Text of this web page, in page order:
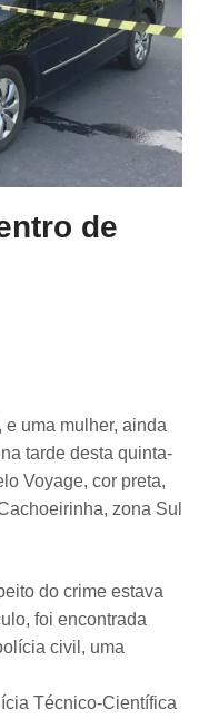
de
uma mulher, ainda
tarde desta quinta-
Voyage, cor preta,
zona Sul
do crime estava
foi encontrada
civil, uma
Técnico-Científica